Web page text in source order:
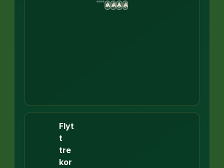
A
♥ A
♦ A
♣ A
♠
Flyt
t
tre
kor